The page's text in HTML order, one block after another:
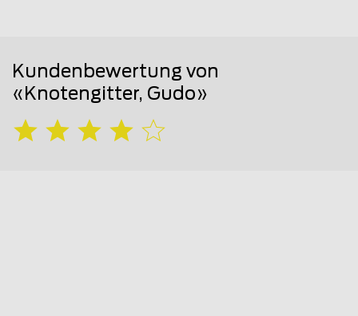
Kundenbewertung von
«Knotengitter, Gudo»